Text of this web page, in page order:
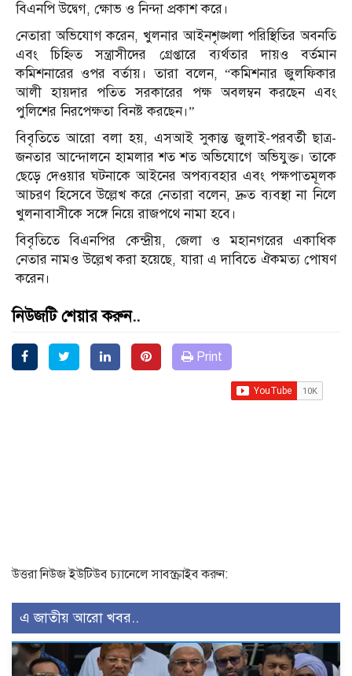
বিএনপি উদ্বেগ, ক্ষোভ ও নিন্দা প্রকাশ করে।
নেতারা অভিযোগ করেন, খুলনার আইনশৃঙ্খলা পরিস্থিতির অবনতি
এবং চিহ্নিত সন্ত্রাসীদের গ্রেপ্তারে ব্যর্থতার দায়ও বর্তমান
কমিশনারের ওপর বর্তায়। তারা বলেন, “কমিশনার জুলফিকার
আলী হায়দার পতিত সরকারের পক্ষ অবলম্বন করছেন এবং
পুলিশের নিরপেক্ষতা বিনষ্ট করছেন।”
বিবৃতিতে আরো বলা হয়, এসআই সুকান্ত জুলাই-পরবর্তী ছাত্র-
জনতার আন্দোলনে হামলার শত শত অভিযোগে অভিযুক্ত। তাকে
ছেড়ে দেওয়ার ঘটনাকে আইনের অপব্যবহার এবং পক্ষপাতমূলক
আচরণ হিসেবে উল্লেখ করে নেতারা বলেন, দ্রুত ব্যবস্থা না নিলে
খুলনাবাসীকে সঙ্গে নিয়ে রাজপথে নামা হবে।
বিবৃতিতে বিএনপির কেন্দ্রীয়, জেলা ও মহানগরের একাধিক
নেতার নামও উল্লেখ করা হয়েছে, যারা এ দাবিতে ঐকমত্য পোষণ
করেন।
নিউজটি শেয়ার করুন..
Print
উত্তরা নিউজ ইউটিউব চ্যানেলে সাবস্ক্রাইব করুন:
এ জাতীয় আরো খবর..